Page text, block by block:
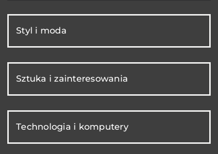
Styl i moda
Sztuka i zainteresowania
Technologia i komputery